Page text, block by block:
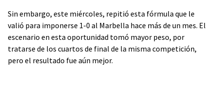
Sin embargo, este miércoles, repitió esta fórmula que le
valió para imponerse 1-0 al Marbella hace más de un mes. El
escenario en esta oportunidad tomó mayor peso, por
tratarse de los cuartos de final de la misma competición,
pero el resultado fue aún mejor.